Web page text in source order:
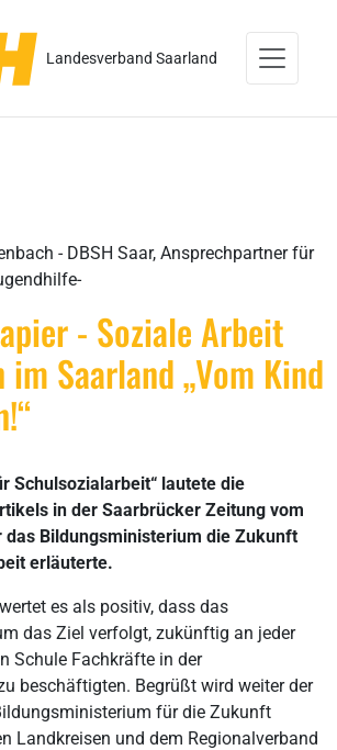
Landesverband Saarland
- DBSH Saar, Ansprechpartner für
- Soziale Arbeit
im Saarland „Vom Kind
Schulsozialarbeit“ lautete die
in der Saarbrücker Zeitung vom
das Bildungsministerium die Zukunft
erläuterte.
es als positiv, dass das
das Ziel verfolgt, zukünftig an jeder
Schule Fachkräfte in der
beschäftigten. Begrüßt wird weiter der
für die Zukunft
Landkreisen und dem Regionalverband